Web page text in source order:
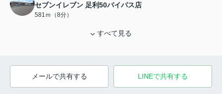
セブンイレブン 足利50バイパス店
581ｍ（8分）
すべて見る
メールで共有する LINEで共有する